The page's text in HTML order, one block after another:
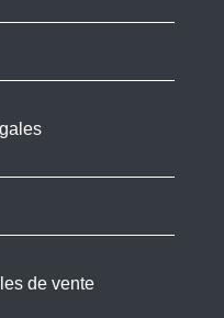
de vente